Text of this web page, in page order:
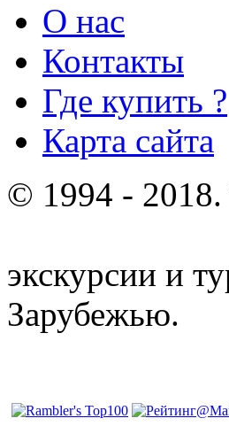
О нас
Контакты
Где купить ?
Карта сайта
© 1994 - 2018.
экскурсии и
Зарубежью.